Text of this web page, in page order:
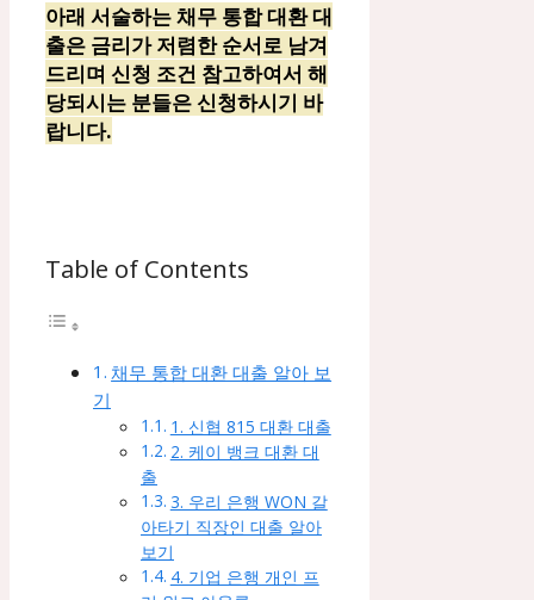
아래 서술하는 채무 통합 대환 대
출은 금리가 저렴한 순서로 남겨
드리며 신청 조건 참고하여서 해
당되시는 분들은 신청하시기 바
랍니다.
Table of Contents
채무 통합 대환 대출 알아 보
기
1. 신협 815 대환 대출
2. 케이 뱅크 대환 대
출
3. 우리 은행 WON 갈
아타기 직장인 대출 알아
보기
4. 기업 은행 개인 프